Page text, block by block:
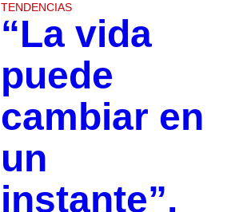
TENDENCIAS
“La vida
puede
cambiar en
un
instante”,